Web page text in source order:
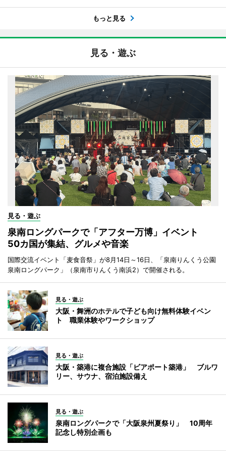
もっと見る
見る・遊ぶ
見る・遊ぶ
泉南ロングパークで「アフター万博」イベント
50カ国が集結、グルメや音楽
国際交流イベント「麦食音祭」が8月14日～16日、「泉南りんくう公園
泉南ロングパーク」（泉南市りんくう南浜2）で開催される。
見る・遊ぶ
大阪・舞洲のホテルで子ども向け無料体験イベン
ト 職業体験やワークショップ
見る・遊ぶ
大阪・築港に複合施設「ビアポート築港」 ブルワ
リー、サウナ、宿泊施設備え
見る・遊ぶ
泉南ロングパークで「大阪泉州夏祭り」 10周年
記念し特別企画も